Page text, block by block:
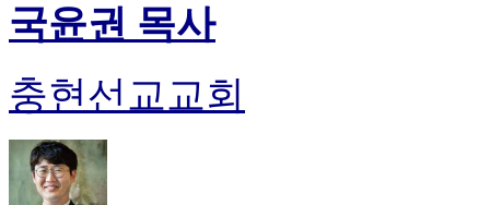
국윤권 목사
충현선교교회